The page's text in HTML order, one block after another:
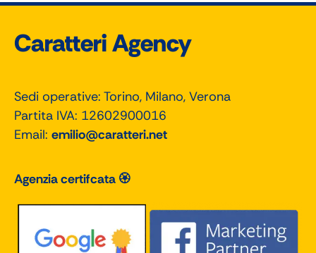
Caratteri Agency
Sedi operative: Torino, Milano, Verona
Partita IVA: 12602900016
Email: emilio@caratteri.net
Agenzia certifcata 🏵